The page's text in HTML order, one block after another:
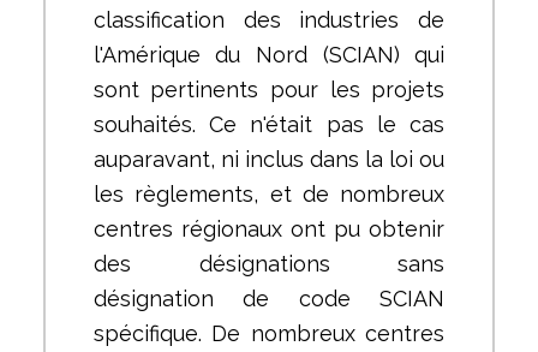
classification des industries de
l'Amérique du Nord (SCIAN) qui
sont pertinents pour les projets
souhaités. Ce n'était pas le cas
auparavant, ni inclus dans la loi ou
les règlements, et de nombreux
centres régionaux ont pu obtenir
des désignations sans
désignation de code SCIAN
spécifique. De nombreux centres